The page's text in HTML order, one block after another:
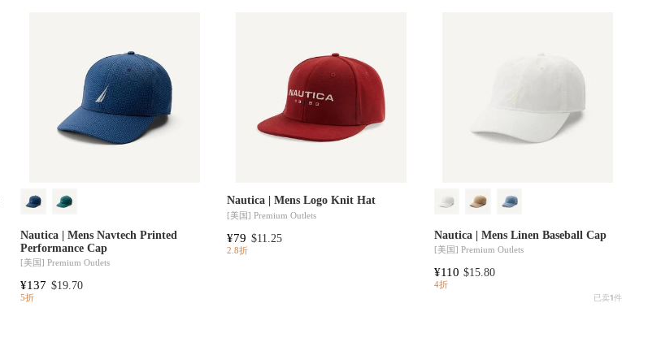
Nautica | Mens Navtech Printed
Performance Cap
[美国]Premium Outlets
¥137 $19.70
5折
Nautica | Mens Logo Knit Hat
[美国]Premium Outlets
¥79 $11.25
2.8折
Nautica | Mens Linen Baseball Cap
[美国] Premium Outlets
¥110 $15.80
4折
已卖1件